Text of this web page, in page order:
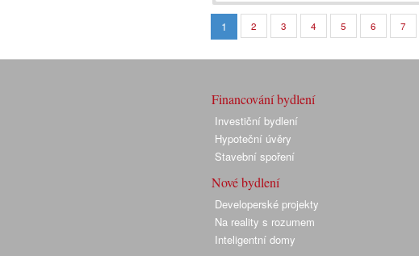
1 2 3 4 5 6 7
Financování bydlení
Investiční bydlení
Hypoteční úvěry
Stavební spoření
Nové bydlení
Developerské projekty
Na reality s rozumem
Inteligentní domy